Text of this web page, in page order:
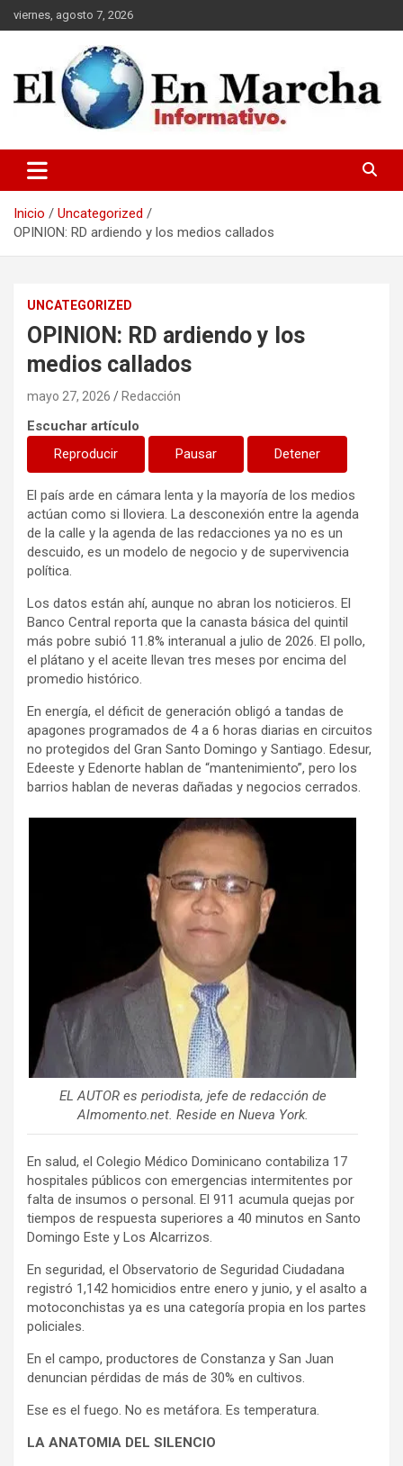
Saltar
al
viernes, agosto 7, 2026
elmundoenmarcha.net
Inicio
Uncategorized
OPINION: RD ardiendo y los medios callados
UNCATEGORIZED
OPINION: RD ardiendo y los
medios callados
mayo 27, 2026 Redacción
Escuchar artículo
Reproducir
Pausar Detener
El país arde en cámara lenta y la mayoría de los medios
actúan como si lloviera. La desconexión entre la agenda
de la calle y la agenda de las redacciones ya no es un
descuido, es un modelo de negocio y de supervivencia
política.
Los datos están ahí, aunque no abran los noticieros. El
Banco Central reporta que la canasta básica del quintil
más pobre subió 11.8% interanual a julio de 2026. El pollo,
el plátano y el aceite llevan tres meses por encima del
promedio histórico.
En energía, el déficit de generación obligó a tandas de
apagones programados de 4 a 6 horas diarias en circuitos
no protegidos del Gran Santo Domingo y Santiago. Edesur,
Edeeste y Edenorte hablan de “mantenimiento”, pero los
barrios hablan de neveras dañadas y negocios cerrados.
EL AUTOR es periodista, jefe de redacción de
Almomento.net. Reside en Nueva York.
En salud, el Colegio Médico Dominicano contabiliza 17
hospitales públicos con emergencias intermitentes por
falta de insumos o personal. El 911 acumula quejas por
tiempos de respuesta superiores a 40 minutos en Santo
Domingo Este y Los Alcarrizos.
En seguridad, el Observatorio de Seguridad Ciudadana
registró 1,142 homicidios entre enero y junio, y el asalto a
motoconchistas ya es una categoría propia en los partes
policiales.
En el campo, productores de Constanza y San Juan
denuncian pérdidas de más de 30% en cultivos.
Ese es el fuego. No es metáfora. Es temperatura.
LA ANATOMIA DEL SILENCIO